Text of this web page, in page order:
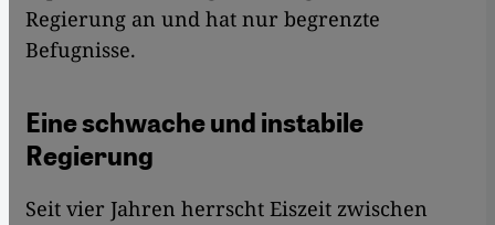
Regierung an und hat nur begrenzte
Befugnisse.
Eine schwache und instabile
Regierung
Seit vier Jahren herrscht Eiszeit zwischen